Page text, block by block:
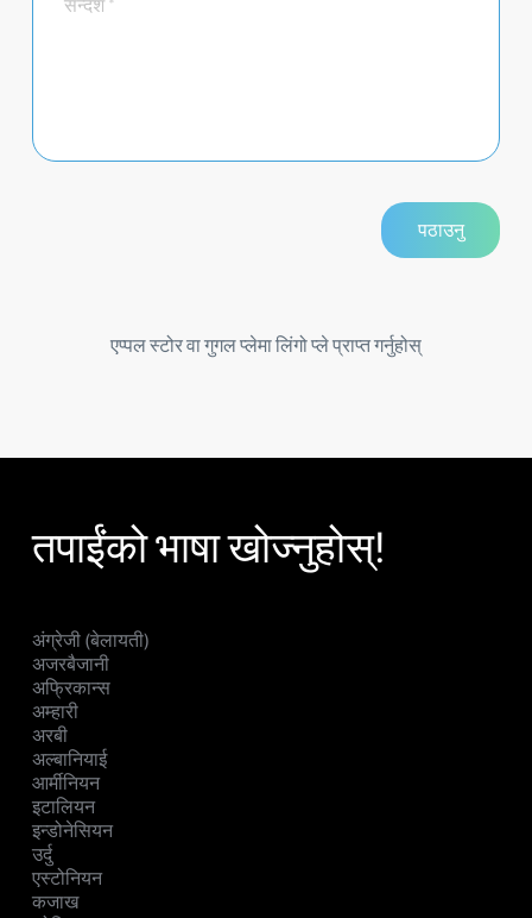
एप्पल स्टोर वा गुगल प्लेमा लिंगो प्ले प्राप्त गर्नुहोस्
तपाईंको भाषा खोज्नुहोस्!
अंग्रेजी (बेलायती)
अजरबैजानी
अफ्रिकान्स
अम्हारी
अरबी
अल्बानियाई
आर्मीनियन
इटालियन
इन्डोनेसियन
उर्दु
एस्टोनियन
कजाख